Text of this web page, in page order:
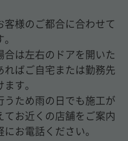
様のご都合に合わせて
は左右のドアを開いた
ればご自宅または勤務先
す。
ため雨の日でも施工が
お近くの店舗をご案内
お電話ください。